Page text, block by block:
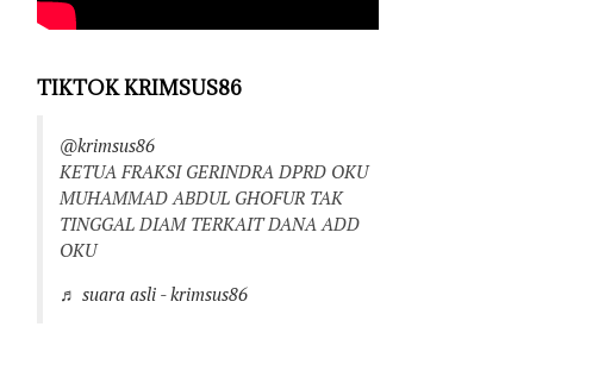
TIKTOK KRIMSUS86
@krimsus86
KETUA FRAKSI GERINDRA DPRD OKU
MUHAMMAD ABDUL GHOFUR TAK
TINGGAL DIAM TERKAIT DANA ADD
OKU
♬ suara asli - krimsus86